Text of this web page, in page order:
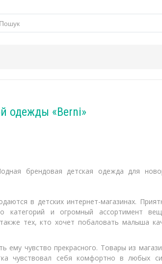
одежды «Berni»
брендовая детская одежда для
в детских интернет-магазинах.
категорий и огромный ассортимент
тех, кто хочет побаловать малыша
ему чувство прекрасного. Товары из
чувствовал себя комфортно в любых